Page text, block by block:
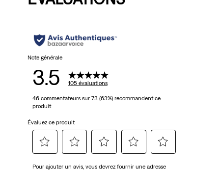
Note générale
3.5 105 évaluations
46 commentateurs sur 73 (63%) recommandent ce
produit
Évaluez ce produit
pour
pour
pour
pour
pour
Pour ajouter un avis, vous devrez fournir une adresse